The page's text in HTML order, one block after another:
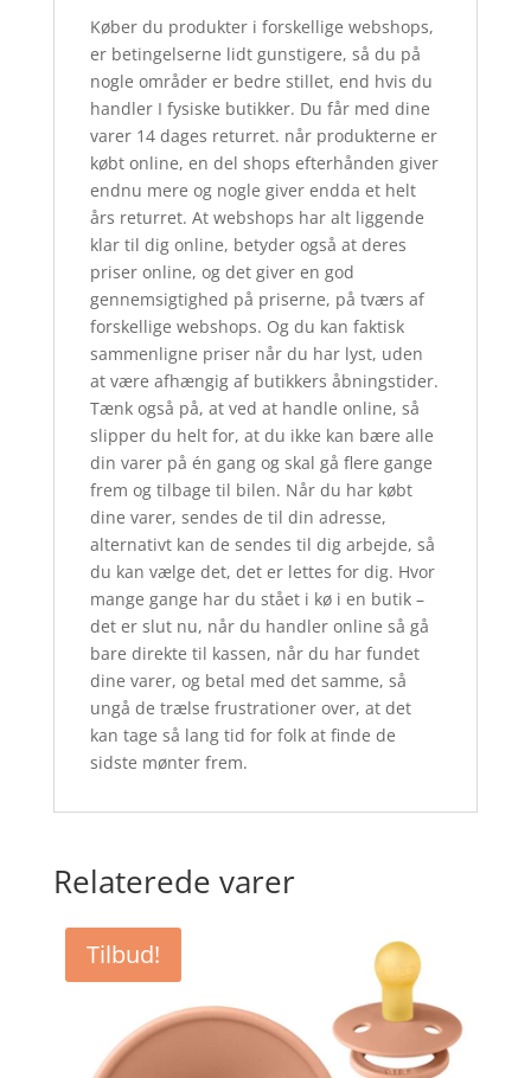
Køber du produkter i forskellige webshops,
er betingelserne lidt gunstigere, så du på
nogle områder er bedre stillet, end hvis du
handler I fysiske butikker. Du får med dine
varer 14 dages returret. når produkterne er
købt online, en del shops efterhånden giver
endnu mere og nogle giver endda et helt
års returret. At webshops har alt liggende
klar til dig online, betyder også at deres
priser online, og det giver en god
gennemsigtighed på priserne, på tværs af
forskellige webshops. Og du kan faktisk
sammenligne priser når du har lyst, uden
at være afhængig af butikkers åbningstider.
Tænk også på, at ved at handle online, så
slipper du helt for, at du ikke kan bære alle
din varer på én gang og skal gå flere gange
frem og tilbage til bilen. Når du har købt
dine varer, sendes de til din adresse,
alternativt kan de sendes til dig arbejde, så
du kan vælge det, det er lettes for dig. Hvor
mange gange har du stået i kø i en butik –
det er slut nu, når du handler online så gå
bare direkte til kassen, når du har fundet
dine varer, og betal med det samme, så
ungå de trælse frustrationer over, at det
kan tage så lang tid for folk at finde de
sidste mønter frem.
Relaterede varer
Tilbud!